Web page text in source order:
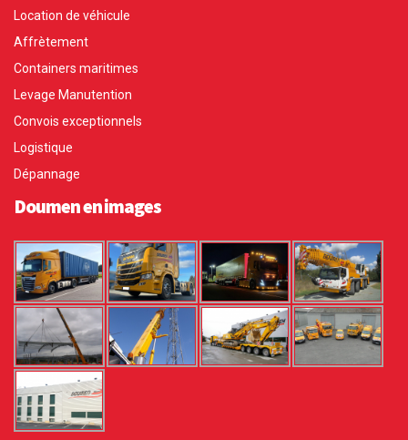
Location de véhicule
Affrètement
Containers maritimes
Levage Manutention
Convois exceptionnels
Logistique
Dépannage
Doumen en images